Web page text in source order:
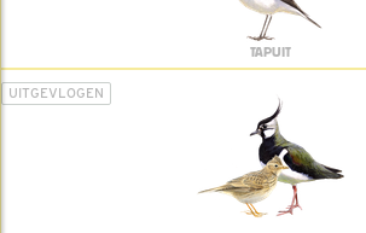
TAPUIT
UITGEVLOGEN